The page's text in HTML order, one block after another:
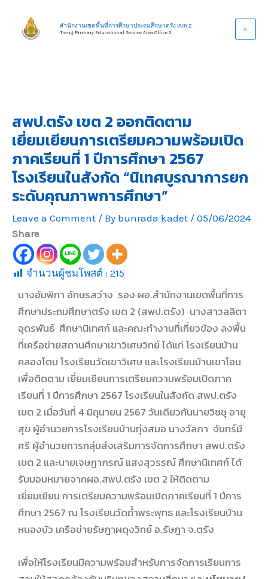
content
สำนักงานเขตพื้นที่การศึกษาประถมศึกษาตรัง เขต 2
Trang Primary Educational Service Area Office 2
สพป.ตรัง เขต 2 ออกติดตาม
เยี่ยมเยียนการเตรียมความพร้อมเปิด
ภาคเรียนที่ 1 ปีการศึกษา 2567
โรงเรียนในสังกัด “นิเทศบูรณาการยก
ระดับคุณภาพการศึกษา”
Leave a Comment / By bunrada kadet / 05/06/2024
Share
จำนวนผู้ชมโพสต์ : 215
นางอัมพิกา อักษรสว่าง รอง ผอ.สำนักงานเขตพื้นที่การ
ศึกษาประถมศึกษาตรัง เขต 2 (สพป.ตรัง) นางสาวลลิตา
อุดรพันธ์ ศึกษานิเทศก์ และคณะทำงานที่เกี่ยวข้อง ลงพื้น
ที่เครือข่ายสถานศึกษาเขาวิเศษวิทย์ ได้แก่ โรงเรียนบ้าน
คลองโตน โรงเรียนวัดเขาวิเศษ และโรงเรียนบ้านเขาโอน
เพื่อติดตาม เยี่ยมเยียนการเตรียมความพร้อมเปิดภาค
เรียนที่ 1 ปีการศึกษา 2567 โรงเรียนในสังกัด สพป.ตรัง
เขต 2 เมื่อวันที่ 4 มิถุนายน 2567 วันเดียวกันนายวิชชุ อายุ
สุข ผู้อำนวยการโรงเรียนบ้านทุ่งสมอ นางวัลภา จันทร์มี
ศรี ผู้อำนวยการกลุ่มส่งเสริมการจัดการศึกษา สพป.ตรัง
เขต 2 และนายเจษฎาภรณ์ แสงสุวรรณ์ ศึกษานิเทศก์ ได้
รับมอบหมายจากผอ.สพป.ตรัง เขต 2 ให้ติดตาม
เยี่ยมเยียน การเตรียมความพร้อมเปิดภาคเรียนที่ 1 ปีการ
ศึกษา 2567 ณ โรงเรียนวัดถ้ำพระพุทธ และโรงเรียนบ้าน
หนองบัว เครือข่ายรัษฎาผดุงวิทย์ อ.รัษฎา จ.ตรัง
เพื่อให้โรงเรียนมีความพร้อมสำหรับการจัดการเรียนการ